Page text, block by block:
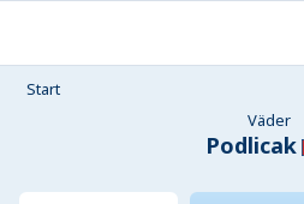
Start
Väder
Podlicak